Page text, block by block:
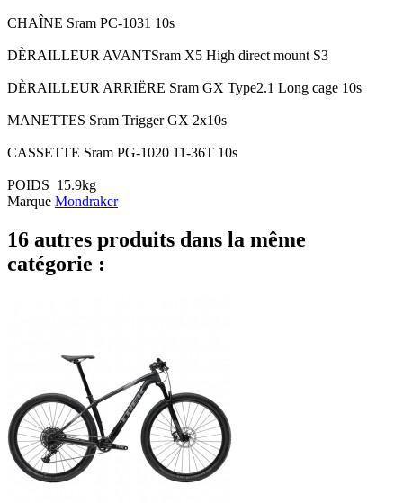
CHAÎNE Sram PC-1031 10s
DÈRAILLEUR AVANTSram X5 High direct mount S3
DÈRAILLEUR ARRIËRE Sram GX Type2.1 Long cage 10s
MANETTES Sram Trigger GX 2x10s
CASSETTE Sram PG-1020 11-36T 10s
POIDS 15.9kg
Marque Mondraker
16 autres produits dans la même
catégorie :